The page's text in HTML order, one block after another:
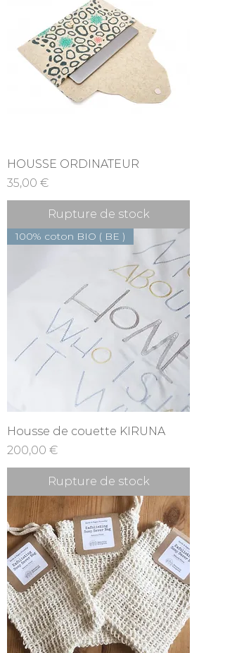
HOUSSE ORDINATEUR
Prix
35,00 €
Rupture de stock
100% coton BIO ( BE )
Housse de couette KIRUNA
Prix
200,00 €
Rupture de stock